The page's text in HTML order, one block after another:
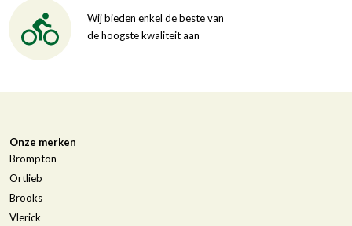
Wij bieden enkel de beste van
de hoogste kwaliteit aan
Onze merken
Brompton
Ortlieb
Brooks
Vlerick